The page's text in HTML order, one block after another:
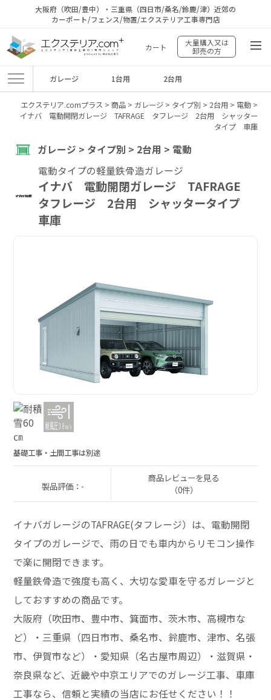
大阪府（吹田/豊中）・三重県（四日市/桑名/鈴鹿/津）近郊の
カーポート/フェンス/物置/エクステリア工事専門店
カート
大量購入又は
卸売の方
ガレージ 1台用 2台用
エクステリア.comプラス > 商品> ガレージ> タイプ別 > 2台用> 電動>
イナバ 電動開閉ガレージ TAFRAGE タフレージ 2台用 シャッター
タイプ 車庫
ガレージ > タイプ別 > 2台用 > 電動
電動タイプの軽量鉄骨造ガレージ
イナバ 電動開閉ガレージ TAFRAGE
タフレージ 2台用 シャッタータイプ
車庫
基礎工事・土間工事は別途
製品評価：-
商品レビューを見る
（0件）
イナバガレージのTAFRAGE(タフレージ）は、電動開閉
タイプのガレージで、雨の日でも車内からリモコン操作
で楽に開閉できます。
軽量鉄骨造で強度も高く、大切な愛車を守るガレージと
しておすすめの商品です。
大阪府（吹田市、豊中市、箕面市、茨木市、高槻市な
ど）・三重県（四日市市、桑名市、鈴鹿市、津市、名張
市、伊賀市など）・愛知県（名古屋市周辺）・滋賀県・
奈良県など、近畿や中京エリアでのガレージ工事、車庫
工事なら、信頼と実績の当店にお任せください！！